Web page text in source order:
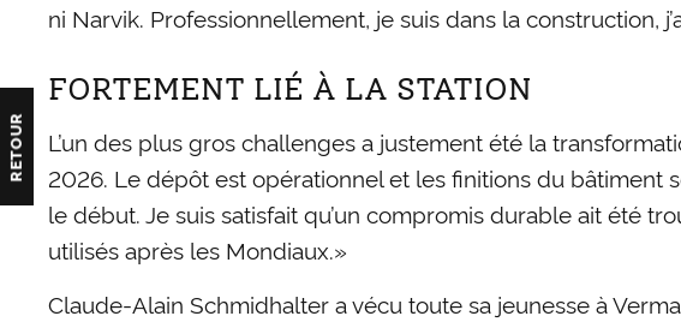
ni Narvik. Professionnellement, je suis dans la construction,
FORTEMENT LIÉ À LA STATION
L’un des plus gros challenges a justement été la
2026. Le dépôt est opérationnel et les finitions du bâtiment
le début. Je suis satisfait qu’un compromis durable ait été
utilisés après les Mondiaux.»
Claude-Alain Schmidhalter a vécu toute sa jeunesse à
RETOUR